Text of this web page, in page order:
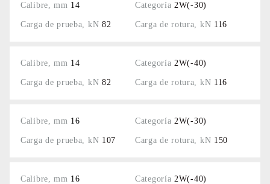
14 2W(-30)
82 116
14 2W(-40)
82 116
16 2W(-30)
107 150
16 2W(-40)